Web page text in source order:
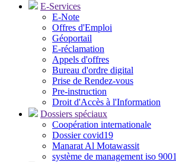
E-Services
E-Note
Offres d'Emploi
Géoportail
E-réclamation
Appels d'offres
Bureau d'ordre digital
Prise de Rendez-vous
Pre-instruction
Droit d'Accès à l'Information
Dossiers spéciaux
Coopération internationale
Dossier covid19
Manarat Al Motawassit
système de management iso 9001